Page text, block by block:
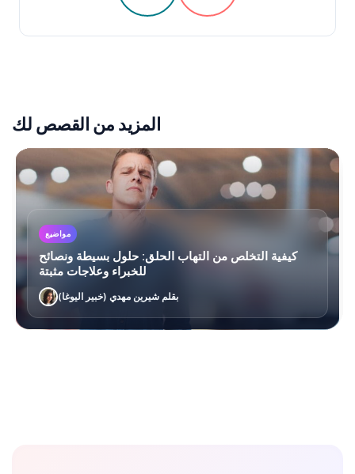
المزيد من القصص لك
مواضيع
كيفية التخلص من التهاب الحلق: حلول بسيطة ونصائح
للخبراء وعلاجات مثبتة
بقلم شيرين مهدي (خبير اليوغا)